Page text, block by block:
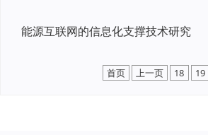
能源互联网的信息化支撑技术研究
首页 上一页 18 19